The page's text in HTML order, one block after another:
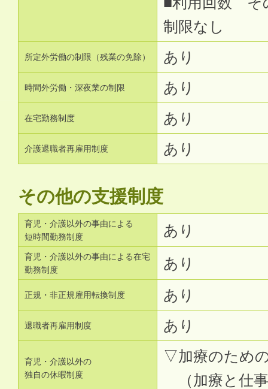
制限なし
所定外労働の制限（残業の免除） あり
時間外労働・深夜業の制限 あり
在宅勤務制度 あり
介護退職者再雇用制度 あり
その他の支援制度
育児・介護以外の事由による
短時間勤務制度
あり
育児・介護以外の事由による在宅
勤務制度
あり
正規・非正規雇用転換制度 あり
退職者再雇用制度 あり
育児・介護以外の
独自の休暇制度
▽加療のため
（加療と仕